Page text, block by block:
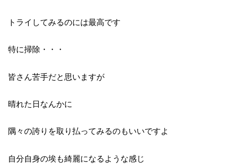
トライしてみるのには最高です
特に掃除・・・
皆さん苦手だと思いますが
晴れた日なんかに
隅々の誇りを取り払ってみるのもいいですよ
自分自身の埃も綺麗になるような感じ